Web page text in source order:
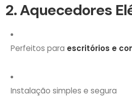
2. Aquecedores
Perfeitos para escritórios e
Instalação simples e segura